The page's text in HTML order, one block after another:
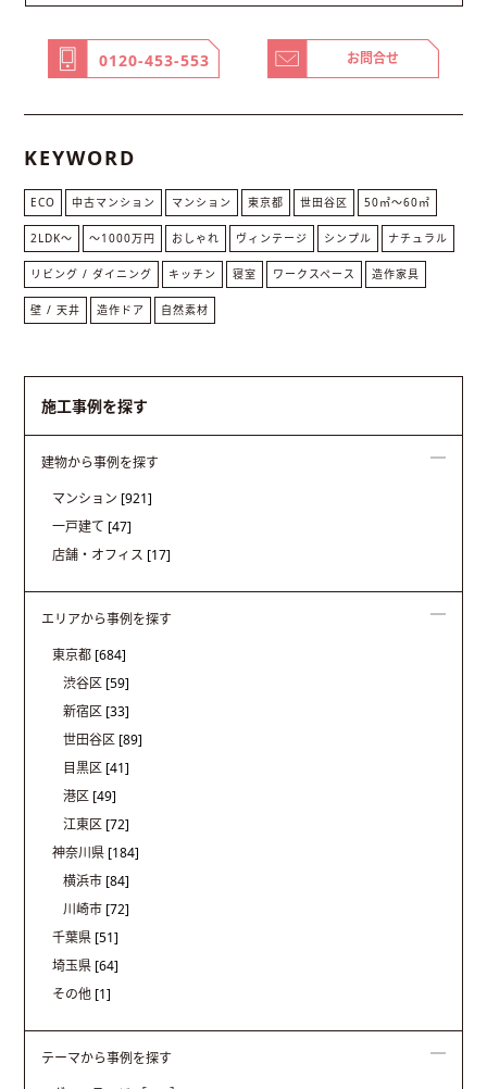
0120-453-553 お問合せ
KEYWORD
ECO 中古マンション マンション 東京都 世田谷区 50㎡〜60㎡
2LDK〜 〜1000万円 おしゃれ ヴィンテージ シンプル ナチュラル
リビング / ダイニング キッチン 寝室 ワークスペース 造作家具
壁 / 天井 造作ドア 自然素材
施工事例を探す
建物から事例を探す
マンション [921]
一戸建て [47]
店舗・オフィス [17]
エリアから事例を探す
東京都 [684]
渋谷区 [59]
新宿区 [33]
世田谷区 [89]
目黒区 [41]
港区 [49]
江東区 [72]
神奈川県 [184]
横浜市 [84]
川崎市 [72]
千葉県 [51]
埼玉県 [64]
その他 [1]
テーマから事例を探す